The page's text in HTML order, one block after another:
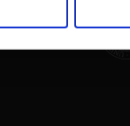
e social media,
dei loro servizi.